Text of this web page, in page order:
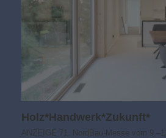
Holz*Handwerk*Zukunft*
ANZEIGE 71. NordBau-Messe vom